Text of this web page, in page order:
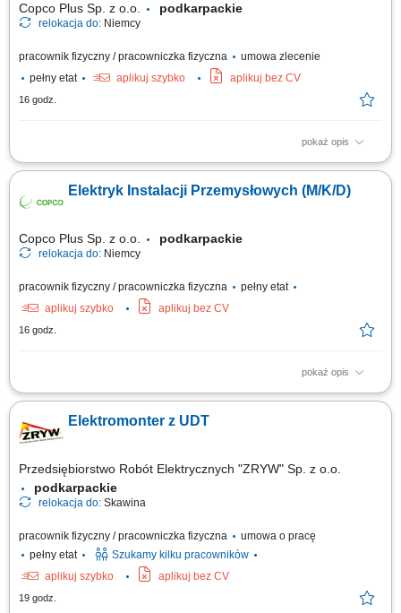
Copco Plus Sp. z o.o. podkarpackie
relokacja do: Niemcy
pracownik fizyczny / pracowniczka fizyczna
umowa zlecenie
pełny etat
aplikuj szybko aplikuj bez CV
16 godz.
pokaż opis
Obowiązki: Montaż instalacji elektrycznych w obiektach przemysłowych i
Wymagania: Wykształcenie elektryczne lub w trakcie nauki;
Doświadczenie zawodowe na podobnym stanowisku; Uprawnienia
Elektryk Instalacji Przemysłowych (M/K/D)
Copco Plus Sp. z o.o. podkarpackie
relokacja do: Niemcy
pracownik fizyczny / pracowniczka fizyczna
pełny etat
aplikuj szybko
aplikuj bez CV
16 godz.
pokaż opis
Obowiązki: Montaż instalacji elektrycznych w różnych typach obiektów:
Wykonywanie pomiarów elektrycznych.
Elektromonter z UDT
Przedsiębiorstwo Robót Elektrycznych "ZRYW" Sp. z o.o.
podkarpackie
relokacja do: Skawina
pracownik fizyczny / pracowniczka fizyczna
umowa o pracę
pełny etat
Szukamy kilku pracowników
aplikuj szybko
aplikuj bez CV
19 godz.